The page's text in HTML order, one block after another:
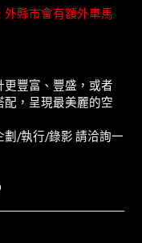
縣市會有額外車馬
豐富、豐盛，或者
，呈現最美麗的空
/執行/錄影 請洽詢一